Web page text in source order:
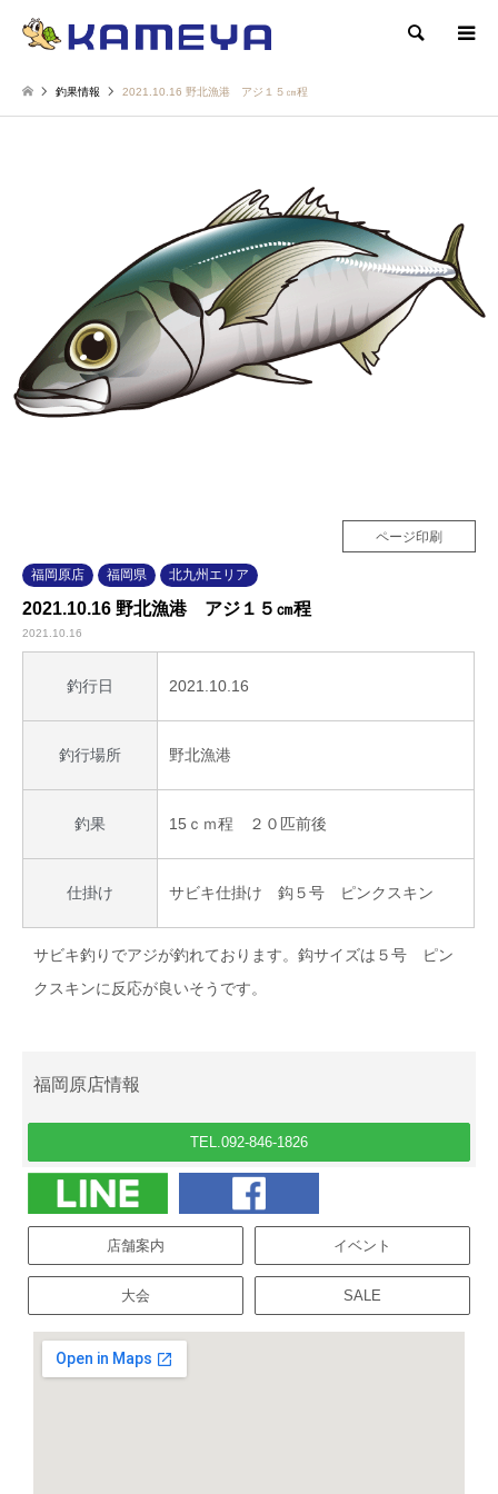
検索
釣果情報 2021.10.16 野北漁港 アジ１５㎝程
ページ印刷
福岡原店 福岡県 北九州エリア
2021.10.16 野北漁港 アジ１５㎝程
2021.10.16
釣行日 2021.10.16
釣行場所 野北漁港
釣果 15ｃｍ程 ２０匹前後
仕掛け サビキ仕掛け 鈎５号 ピンクスキン
サビキ釣りでアジが釣れております。鈎サイズは５号 ピン
クスキンに反応が良いそうです。
福岡原店情報
TEL.092-846-1826
店舗案内 イベント
大会 SALE